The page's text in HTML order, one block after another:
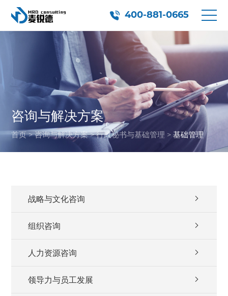
400-881-0665
咨询与解决方案
首页 > 咨询与解决方案 > 行政秘书与基础管理 > 基础管理
战略与文化咨询
组织咨询
人力资源咨询
领导力与员工发展